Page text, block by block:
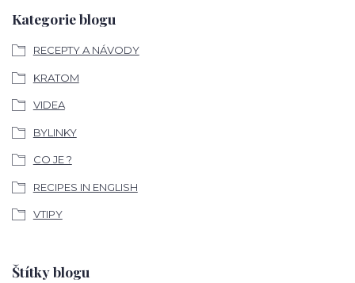
Kategorie blogu
RECEPTY A NÁVODY
KRATOM
VIDEA
BYLINKY
CO JE ?
RECIPES IN ENGLISH
VTIPY
Štítky blogu